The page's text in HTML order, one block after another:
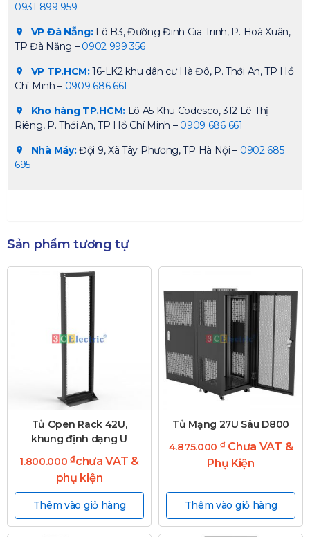
0931 899 959
VP Đà Nẵng:Lô B3, Đường Đinh Gia Trinh, P. Hoà Xuân,
TP Đà Nẵng – 0902 999 356
VP TP.HCM:16-LK2 khu dân cư Hà Đô, P. Thới An, TP Hồ
Chí Minh – 0909 686 661
Kho hàng TP.HCM:Lô A5 Khu Codesco, 312 Lê Thị
Riêng, P. Thới An, TP Hồ Chí Minh – 0909 686 661
Nhà Máy:Đội 9, Xã Tây Phương, TP Hà Nội – 0902 685
695
Sản phẩm tương tự
Tủ Open Rack 42U,
khung định dạng U
1.800.000₫chưa VAT &
phụ kiện
Thêm vào giỏ hàng
Tủ Mạng 27U Sâu D800
4.875.000 ₫Chưa VAT &
Phụ Kiện
Thêm vào giỏ hàng